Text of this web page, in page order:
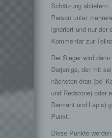
Schätzung
Person unter
ignoriert und nur der
Kommentar zur
Der Sieger wird
Derjenige, der mit
nächsten dran (bei
und Redstone) oder
Diamant und Lapis)
Punkt.
Diese Punkte